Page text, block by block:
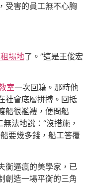
受害的員工無不心胸
場地了。”這是王俊宏
室一次回籍。那時他
社會底層拼搏。回抵
船很襤褸，便問船
法地說：“沒措施，
要幾多錢，船工答覆
衡逼瘋的美學家，已
創造一場平衡的三角